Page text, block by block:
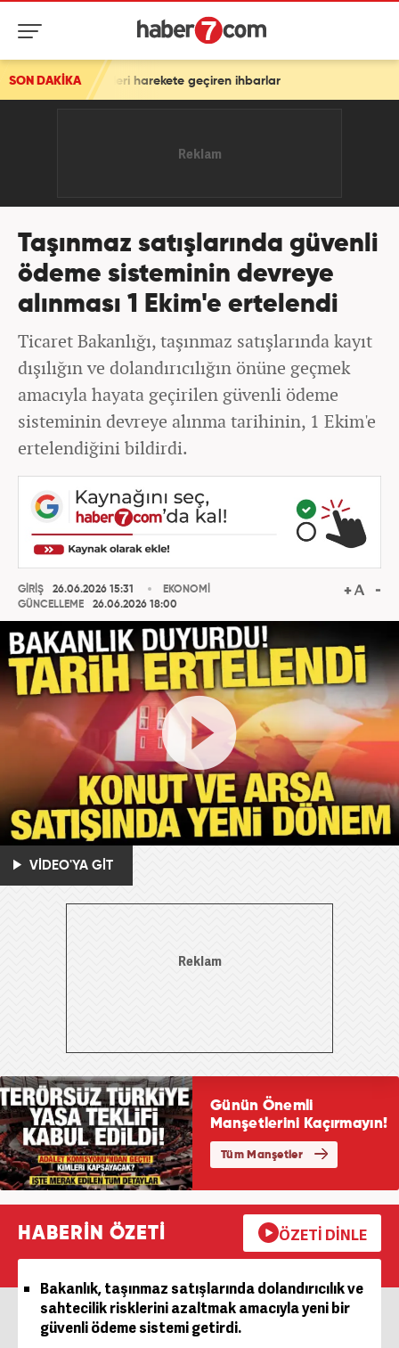
SON DAKİKA
harekete geçiren ihbarlar
Taşınmaz satışlarında güvenli
ödeme sisteminin devreye
alınması 1 Ekim'e ertelendi
Ticaret Bakanlığı, taşınmaz satışlarında kayıt
dışılığın ve dolandırıcılığın önüne geçmek
amacıyla hayata geçirilen güvenli ödeme
sisteminin devreye alınma tarihinin, 1 Ekim'e
ertelendiğini bildirdi.
GİRİŞ
26.06.2026 15:31
GÜNCELLEME
26.06.2026 18:00
EKONOMİ
VİDEO'YA GİT
HABERİN ÖZETİ ÖZETİ DİNLE
Bakanlık, taşınmaz satışlarında dolandırıcılık ve
sahtecilik risklerini azaltmak amacıyla yeni bir
güvenli ödeme sistemi getirdi.